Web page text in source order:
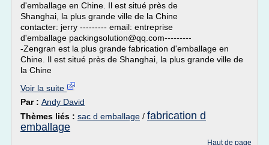
d'emballage en Chine. Il est situé près de
Shanghai, la plus grande ville de la Chine
contacter: jerry --------- email: entreprise
d'emballage packingsolution@qq.com---------
-Zengran est la plus grande fabrication d'emballage en
Chine. Il est situé près de Shanghai, la plus grande ville de
la Chine
Voir la suite
Par : Andy David
Thèmes liés : sac d emballage / fabrication d
emballage
Haut de page